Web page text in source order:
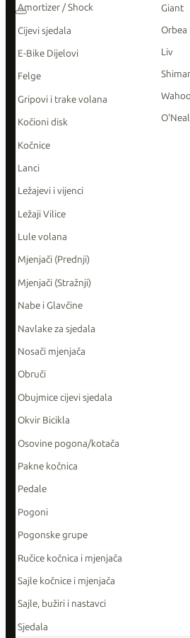
Amortizer / Shock
Cijevi sjedala
E-Bike Dijelovi
Felge
Gripovi i trake volana
Kočioni disk
Kočnice
Lanci
Ležajevi i vijenci
Ležaji Vilice
Lule volana
Mjenjači (Prednji)
Mjenjači (Stražnji)
Nabe i Glavčine
Navlake za sjedala
Nosači mjenjača
Obruči
Obujmice cijevi sjedala
Okvir Bicikla
Osovine pogona/kotača
Pakne kočnica
Pedale
Pogoni
Pogonske grupe
Ručice kočnica i mjenjača
Sajle kočnice i mjenjača
Sajle, bužiri i nastavci
Sjedala
Giant
Orbea
Liv
O'Neal